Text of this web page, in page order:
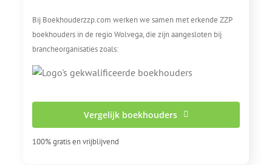
Bij Boekhouderzzp.com werken we samen met erkende ZZP
boekhouders in de regio Wolvega, die zijn aangesloten bij
brancheorganisaties zoals:
Vergelijk boekhouders
100% gratis en vrijblijvend